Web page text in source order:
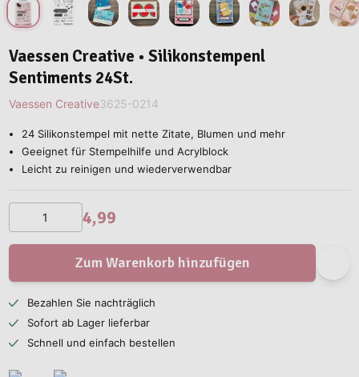
Vaessen Creative • Silikonstempenl
Sentiments 24St.
Vaessen Creative3625-0214
24 Silikonstempel mit nette Zitate, Blumen und mehr
Geeignet für Stempelhilfe und Acrylblock
Leicht zu reinigen und wiederverwendbar
4,99
Zum Warenkorb hinzufügen
Bezahlen Sie nachträglich
Sofort ab Lager lieferbar
Schnell und einfach bestellen